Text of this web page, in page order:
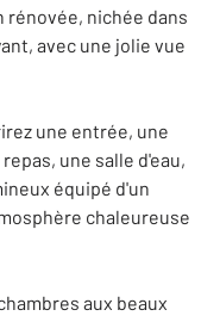
rénovée, nichée dans
avec une jolie vue
une entrée, une
une salle d'eau,
équipé d'un
chaleureuse
aux beaux